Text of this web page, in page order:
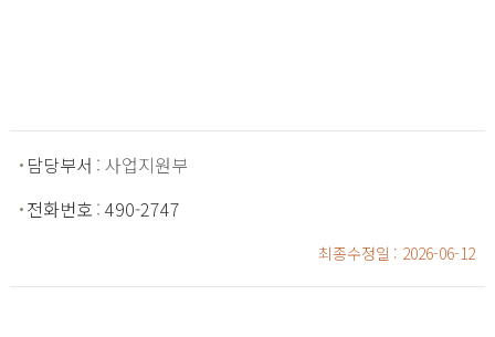
담당부서 : 사업지원부
전화번호 : 490-2747
최종수정일 : 2026-06-12